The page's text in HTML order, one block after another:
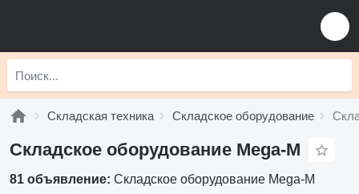
Складская техника Складское оборудование
Складское оборудование Mega-M
81 объявление: Складское оборудование Mega-M